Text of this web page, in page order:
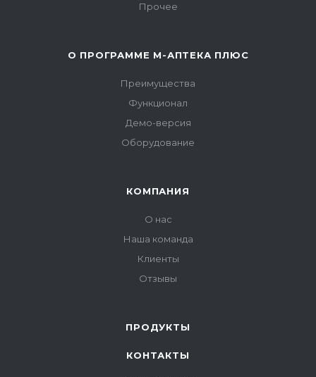
Прочее
О ПРОГРАММЕ М-АПТЕКА ПЛЮС
Преимущества
Функционал
Демо-версия
Оборудование
КОМПАНИЯ
О нас
Наша команда
Клиенты
Отзывы
ПРОДУКТЫ
КОНТАКТЫ